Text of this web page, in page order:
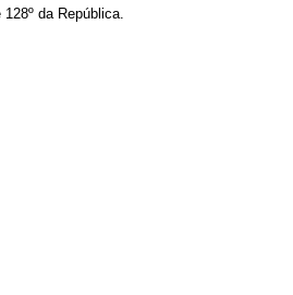
da República.